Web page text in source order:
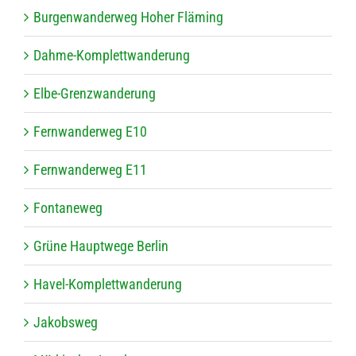
Bur­gen­wan­der­weg Hoher Fläming
Dahme-Kom­plett­wan­de­rung
Elbe-Grenz­wan­de­rung
Fern­wan­der­weg E10
Fern­wan­der­weg E11
Fon­ta­ne­weg
Grüne Haupt­wege Berlin
Havel-Kom­plett­wan­de­rung
Jakobs­weg